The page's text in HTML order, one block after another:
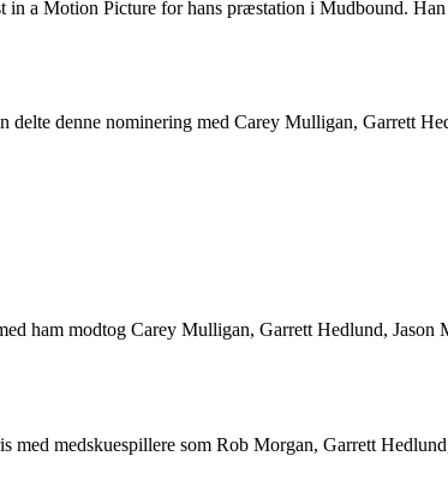
a Motion Picture for hans præstation i Mudbound.
denne nominering med Carey Mulligan, Garrett
ham modtog Carey Mulligan, Garrett Hedlund,
medskuespillere som Rob Morgan, Garrett